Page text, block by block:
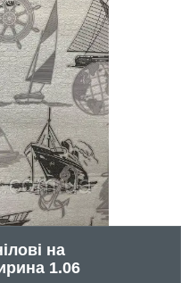
на
1.06